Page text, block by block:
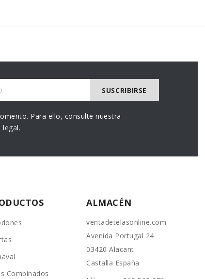
Para ello, consulte nuestra
Combinados
ALMACÉN
ventadetelasonline.com
Avenida Portugal 24
03420 Alacant
Castalla España